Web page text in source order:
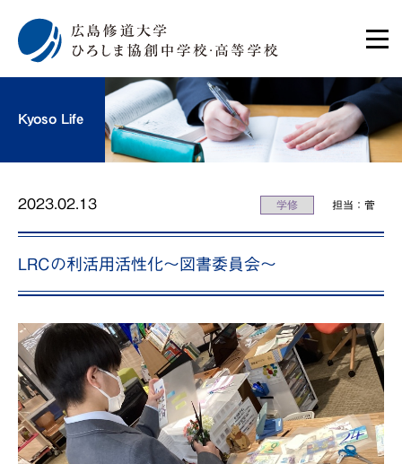
Kyoso Life
2023.02.13 学修 担当：菅
LRCの利活用活性化〜図書委員会〜